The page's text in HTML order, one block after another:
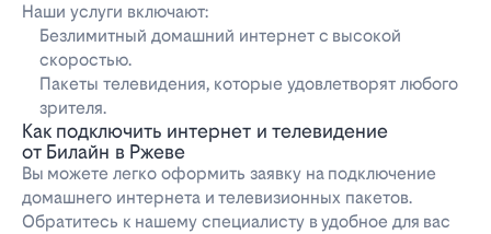
Наши услуги включают:
Безлимитный домашний интернет с высокой
скоростью.
Пакеты телевидения, которые удовлетворят любого
зрителя.
Как подключить интернет и телевидение
от Билайн в Ржеве
Вы можете легко оформить заявку на подключение
домашнего интернета и телевизионных пакетов.
Обратитесь к нашему специалисту в удобное для вас